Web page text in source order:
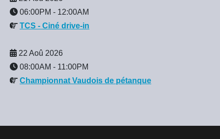
06:00PM - 12:00AM
TCS - Ciné drive-in
22 Aoû 2026
08:00AM - 11:00PM
Championnat Vaudois de pétanque